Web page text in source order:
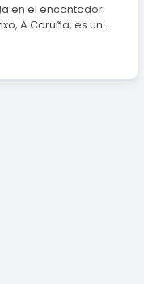
en el encantador
A Coruña, es un